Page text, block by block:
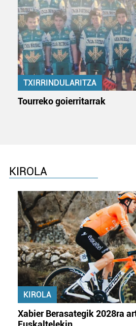
TXIRRINDULARITZA
Tourreko goierritarrak
KIROLA
KIROLA
Xabier Berasategik 2028ra